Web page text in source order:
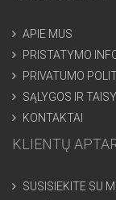
APIE MUS
PRISTATYMO
PRIVATUMO
SĄLYGOS IR
KONTAKTAI
KLIENTŲ
SUSISIEKITE SU